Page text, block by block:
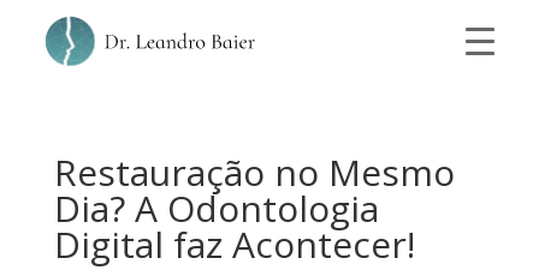
Restauração no Mesmo
Dia? A Odontologia
Digital faz Acontecer!